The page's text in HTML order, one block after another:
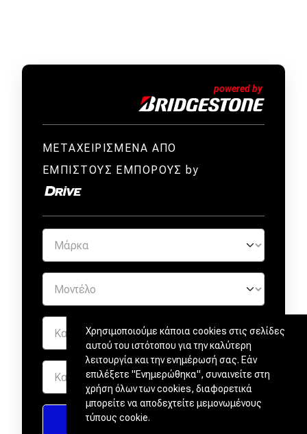
ΜΕΤΑΧΕΙΡΙΣΜΕΝΑ ΑΠΟ
ΕΜΠΙΣΤΟΥΣ ΕΜΠΟΡΟΥΣ by
Χρησιμοποιούμε κάποια cookies στις σελίδες
αυτού του ιστότοπου για την καλύτερη
λειτουργία και την ενημέρωσή σας. Εάν
επιλέξετε "Ενημερώθηκα", συναινείτε στη
χρήση όλων των cookies, διαφορετικά
μπορείτε να αποδεχτείτε μεμονωμένους
τύπους cookie.